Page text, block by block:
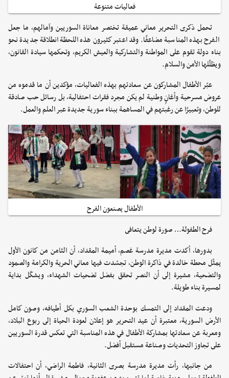
فعاليات متنوعة
تحمل ذكرى التحرير معاني عميقة تختصر معاناة السوريين وآمالهم، ما جعل
الفرح بهذه المناسبة مضاعفًا. وقد اعتبر كثيرون هذه اللحظة انطلاقة جديدة نحو
بناء دولة تقوم على المواطنة والتشاركية والعيش الكريم، وتحكمها سيادة القانون،
ويظلّلها الأمن والسلام.
عبّر الأطفال المشاركون عن سعادتهم بهذه الفعاليات، مؤكدين أن ما قدموه من
عروض مسرحية وأغانٍ وطنية لم يكن مجرد فقرات احتفالية، بل رسائل حب صادقة
للوطن، وتعبيرًا عن رغبتهم في المساهمة ببناء سورية جديدة عبر العلم والعمل.
الأطفال يصنعون الفرح
فرح الطفولة… صورة لوطن يتعافى
بدورها، أكدت مديرة مدرسة غصم، أميمة المقداد، أن الثامن من كانون الأول
يمثّل محطة خالدة في ذاكرة الوطن، تجسّدت فيها معاني الحرية والكرامة والصمود
والتضحية، مشيرة إلى أن النصر تحقق بفضل تضحيات الشهداء، ويشكّل بداية
لمسيرة بناء طويلة.
ودعت المقداد إلى التمسك بوحدة الشعب السوري بكل أطيافه، وصون كامل
الأرض السورية، معتبرة أن عيد التحرير هو إعلان لعودة الحياة إلى ربوع البلاد،
ومعربة عن سعادتها بمشاركة الأطفال في هذه المناسبة التي تعكس قدرة السوريين
على تجاوز التحديات وصناعة مستقبل أفضل.
من جانبها، رأت مديرة مدرسة بصرى الثانية، فاطمة الراضي، أن احتفالات